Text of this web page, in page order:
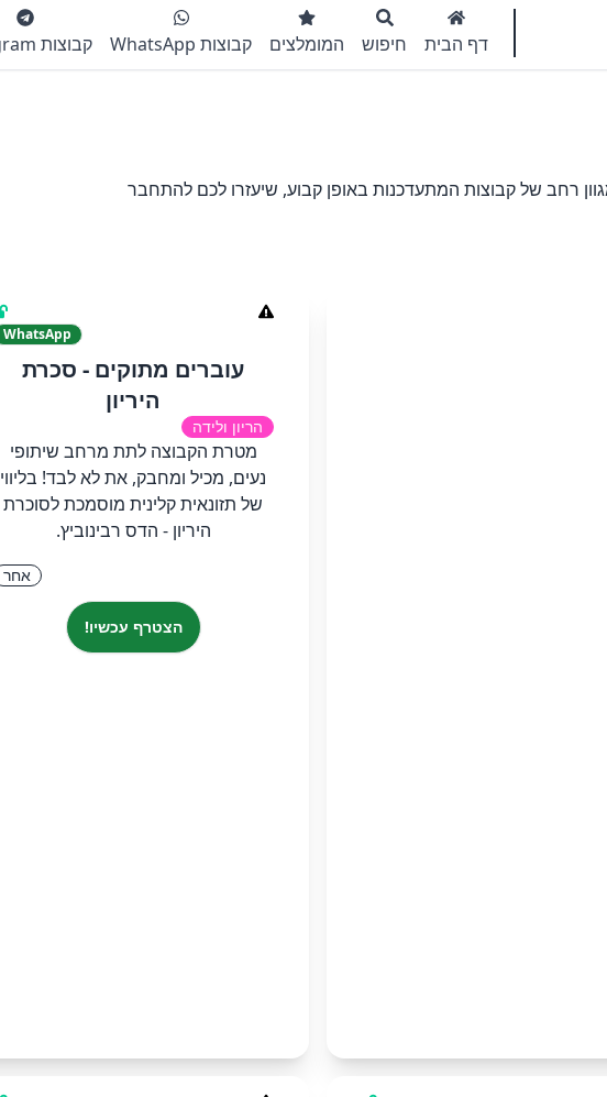
דף הבית חיפוש המומלצים קבוצות WhatsApp קבוצות Telegram
רחב של קבוצות המתעדכנות באופן קבוע, שיעזרו לכם להתחבר
WhatsApp
עוברים מתוקים - סכרת
היריון
הריון ולידה
מטרת הקבוצה לתת מרחב שיתופי
נעים, מכיל ומחבק, את לא לבד! בליווי
של תזונאית קלינית מוסמכת לסוכרת
היריון - הדס רבינוביץ.
אחר
הצטרף עכשיו!